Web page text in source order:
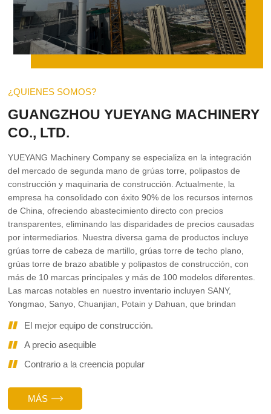
¿QUIENES SOMOS?
GUANGZHOU YUEYANG MACHINERY
CO., LTD.
YUEYANG Machinery Company se especializa en la integración
del mercado de segunda mano de grúas torre, polipastos de
construcción y maquinaria de construcción. Actualmente, la
empresa ha consolidado con éxito 90% de los recursos internos
de China, ofreciendo abastecimiento directo con precios
transparentes, eliminando las disparidades de precios causadas
por intermediarios. Nuestra diversa gama de productos incluye
grúas torre de cabeza de martillo, grúas torre de techo plano,
grúas torre de brazo abatible y polipastos de construcción, con
más de 10 marcas principales y más de 100 modelos diferentes.
Las marcas notables en nuestro inventario incluyen SANY,
Yongmao, Sanyo, Chuanjian, Potain y Dahuan, que brindan
El mejor equipo de construcción.
A precio asequible
Contrario a la creencia popular
MÁS